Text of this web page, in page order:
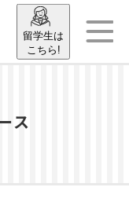
留学生は
こちら!
ス